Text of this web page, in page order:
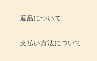
返品について
支払い方法について